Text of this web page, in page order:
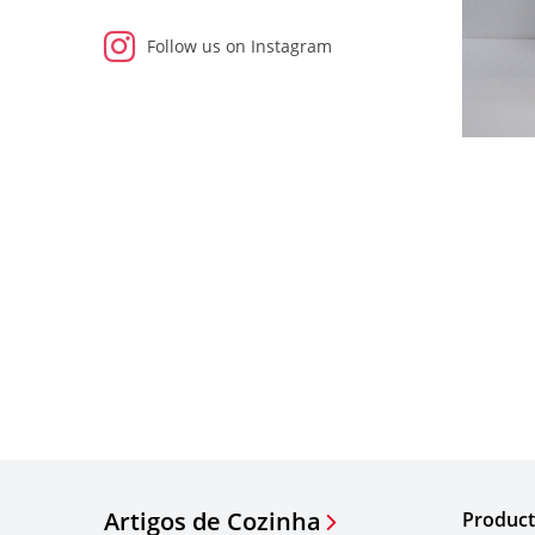
Follow us on Instagram
Artigos de Cozinha